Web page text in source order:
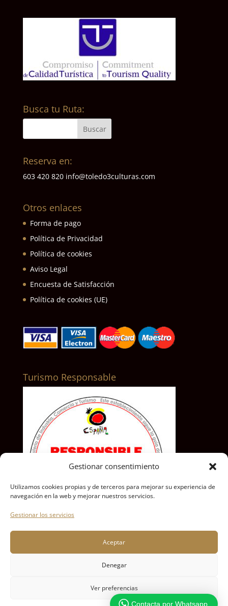
Gestionar consentimiento
Utilizamos cookies propias y de terceros para mejorar su experiencia de
navegación en la web y mejorar nuestros servicios.
Gestionar los servicios
Aceptar
Denegar
Ver preferencias
Busca tu Ruta:
Reserva en:
603 420 820 info@toledo3culturas.com
Otros enlaces
Forma de pago
Política de Privacidad
Política de cookies
Aviso Legal
Encuesta de Satisfacción
Política de cookies (UE)
Turismo Responsable
Diseñado por Social-media-Managers | 2017 | Todos los
Contacta por Whatsapp